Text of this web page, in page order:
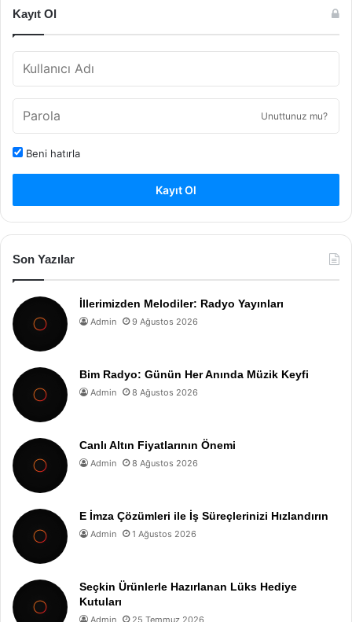
Kayıt Ol
Unuttunuz mu?
Beni hatırla
Kayıt Ol
Son Yazılar
İllerimizden Melodiler: Radyo Yayınları
Admin 9 Ağustos 2026
Bim Radyo: Günün Her Anında Müzik Keyfi
Admin 8 Ağustos 2026
Canlı Altın Fiyatlarının Önemi
Admin 8 Ağustos 2026
E İmza Çözümleri ile İş Süreçlerinizi Hızlandırın
Admin 1 Ağustos 2026
Seçkin Ürünlerle Hazırlanan Lüks Hediye
Kutuları
Admin 25 Temmuz 2026